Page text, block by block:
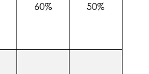
60% 50%